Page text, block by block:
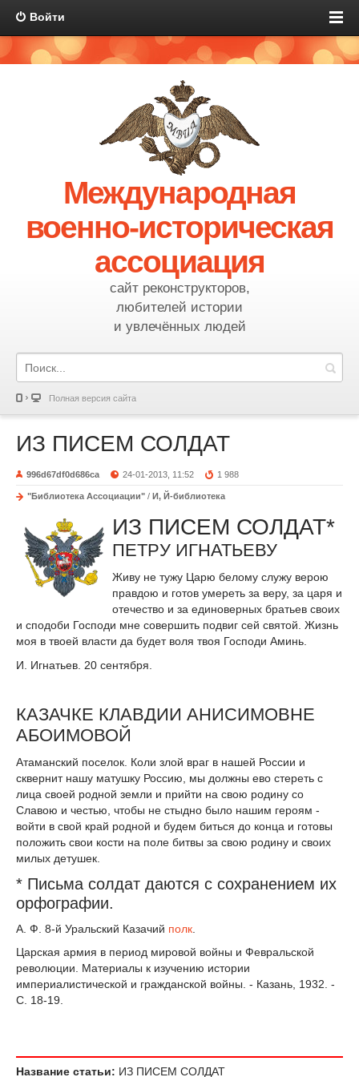
Войти
Международная
военно-историческая
ассоциация
сайт реконструкторов,
любителей истории
и увлечённых людей
Полная версия сайта
ИЗ ПИСЕМ СОЛДАТ
996d67df0d686ca 24-01-2013, 11:52 1 988
"Библиотека Ассоциации" / И, Й-библиотека
ИЗ ПИСЕМ СОЛДАТ*
ПЕТРУ ИГНАТЬЕВУ
Живу не тужу Царю белому служу верою
правдою и готов умереть за веру, за царя и
отечество и за единоверных братьев своих
и сподоби Господи мне совершить подвиг сей святой. Жизнь
моя в твоей власти да будет воля твоя Господи Аминь.
И. Игнатьев. 20 сентября.
КАЗАЧКЕ КЛАВДИИ АНИСИМОВНЕ
АБОИМОВОЙ
Атаманский поселок. Коли злой враг в нашей России и
сквернит нашу матушку Россию, мы должны ево стереть с
лица своей родной земли и прийти на свою родину со
Славою и честью, чтобы не стыдно было нашим героям -
войти в свой край родной и будем биться до конца и готовы
положить свои кости на поле битвы за свою родину и своих
милых детушек.
* Письма солдат даются с сохранением их
орфографии.
А. Ф. 8-й Уральский Казачий полк
Царская армия в период мировой войны и Февральской
революции. Материалы к изучению истории
империалистической и гражданской войны. - Казань, 1932. -
С. 18-19.
Название статьи: ИЗ ПИСЕМ СОЛДАТ